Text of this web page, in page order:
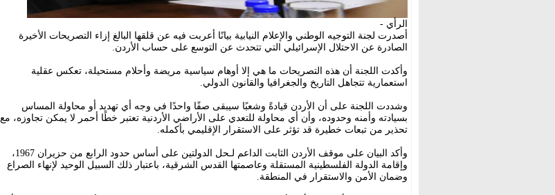
الرأي -
أصدرت لجنة التوجيه الوطني والإعلام النيابية بيانًا أعربت فيه عن قلقها البالغ إزاء التصريحات الأخيرة
الصادرة عن الاحتلال الإسرائيلي التي تتحدث عن التوسع على حساب الأردن.
وأكدت اللجنة أن هذه التصريحات ما هي إلا أوهام سياسية مريضة وأحلام مستحيلة، تعكس عقلية
استعمارية تتجاهل التاريخ والجغرافيا والقانون الدولي.
وشددت اللجنة على أن الأردن قيادةً وشعبًا سيبقى صفًا واحدًا في وجه أي تهديد أو محاولة المساس
بسيادته وأمنه وحدوده، وأن أي محاولة للتعدي على الأراضي الأردنية تعتبر خطًا أحمر لا يمكن تجاوزه، مع
تحذير من تبعات خطيرة قد تؤثر على الاستقرار الإقليمي بأكمله.
وأكد البيان على موقف الأردن الثابت الداعم لـحل الدولتين على أساس حدود الرابع من حزيران 1967،
وإقامة الدولة الفلسطينية المستقلة وعاصمتها القدس الشرقية، باعتبار ذلك السبيل الوحيد لإنهاء الصراع
وضمان الأمن والاستقرار في المنطقة.